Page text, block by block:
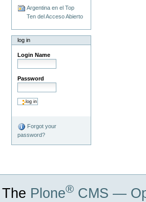
Argentina en el Top
Ten del Acceso Abierto
log in
Login Name
Password
Forgot your
password?
The Plone® CMS —